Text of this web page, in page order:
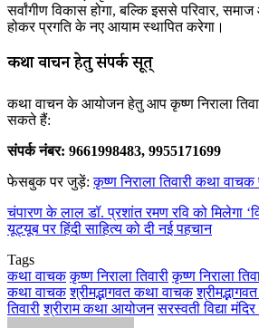
सर्वांगीण विकास होगा, बल्कि इससे परिवार,
होकर प्रगति के नए आयाम स्थापित करेगा।
कथा वाचन हेतु संपर्क सूत्
कथा वाचन के आयोजन हेतु आप कृष्ण निराला
सकते हैं:
संपर्क नंबर: 9661998483, 9955171699
फेसबुक पर जुड़ें:कृष्ण निराला तिवारी कथा
चंपारण के लाल डॉ. प्रशांत रमण रवि को मिलेगा
यूट्यूब पर हिंदी साहित्य को दी नई पहचान
Tags
कथा वाचक कृष्ण निराला तिवारी कृष्ण निराला
कथा वाचक श्रीमद्भागवत कथा वाचक
तिवारी श्रीराम कथा आयोजन सरस्वती विद्या